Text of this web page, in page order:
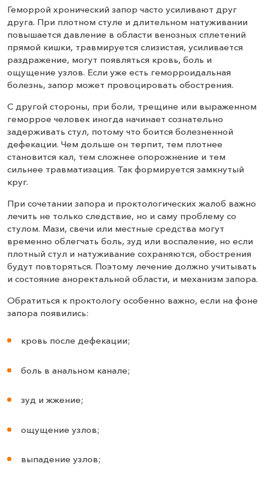
Геморрой хронический запор часто усиливают друг
друга. При плотном стуле и длительном натуживании
повышается давление в области венозных сплетений
прямой кишки, травмируется слизистая, усиливается
раздражение, могут появляться кровь, боль и
ощущение узлов. Если уже есть геморроидальная
болезнь, запор может провоцировать обострения.
С другой стороны, при боли, трещине или выраженном
геморрое человек иногда начинает сознательно
задерживать стул, потому что боится болезненной
дефекации. Чем дольше он терпит, тем плотнее
становится кал, тем сложнее опорожнение и тем
сильнее травматизация. Так формируется замкнутый
круг.
При сочетании запора и проктологических жалоб важно
лечить не только следствие, но и саму проблему со
стулом. Мази, свечи или местные средства могут
временно облегчать боль, зуд или воспаление, но если
плотный стул и натуживание сохраняются, обострения
будут повторяться. Поэтому лечение должно учитывать
и состояние аноректальной области, и механизм запора.
Обратиться к проктологу особенно важно, если на фоне
запора появились:
кровь после дефекации;
боль в анальном канале;
зуд и жжение;
ощущение узлов;
выпадение узлов;